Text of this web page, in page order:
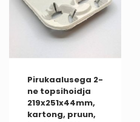
Pirukaalusega 2-
ne topsihoidja
219x251x44mm,
kartong, pruun,